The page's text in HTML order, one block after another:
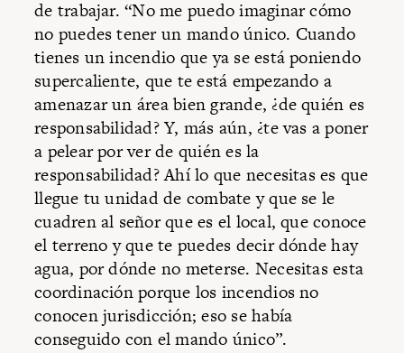
de trabajar. “No me puedo imaginar cómo
no puedes tener un mando único. Cuando
tienes un incendio que ya se está poniendo
supercaliente, que te está empezando a
amenazar un área bien grande, ¿de quién es
responsabilidad? Y, más aún, ¿te vas a poner
a pelear por ver de quién es la
responsabilidad? Ahí lo que necesitas es que
llegue tu unidad de combate y que se le
cuadren al señor que es el local, que conoce
el terreno y que te puedes decir dónde hay
agua, por dónde no meterse. Necesitas esta
coordinación porque los incendios no
conocen jurisdicción; eso se había
conseguido con el mando único”.